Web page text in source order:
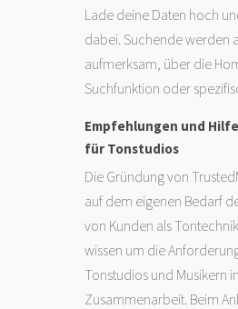
Lade deine Daten hoch
dabei. Suchende werden
aufmerksam, über die
Suchfunktion oder
Empfehlungen und
für Tonstudios
Die Gründung von
auf dem eigenen Bedarf
von Kunden als
wissen um die
Tonstudios und Musikern
Zusammenarbeit. Beim